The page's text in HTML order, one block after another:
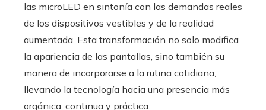
las microLED en sintonía con las demandas reales
de los dispositivos vestibles y de la realidad
aumentada. Esta transformación no solo modifica
la apariencia de las pantallas, sino también su
manera de incorporarse a la rutina cotidiana,
llevando la tecnología hacia una presencia más
orgánica, continua y práctica.